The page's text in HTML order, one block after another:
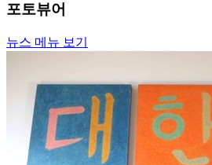
포토뷰어
뉴스 메뉴 보기